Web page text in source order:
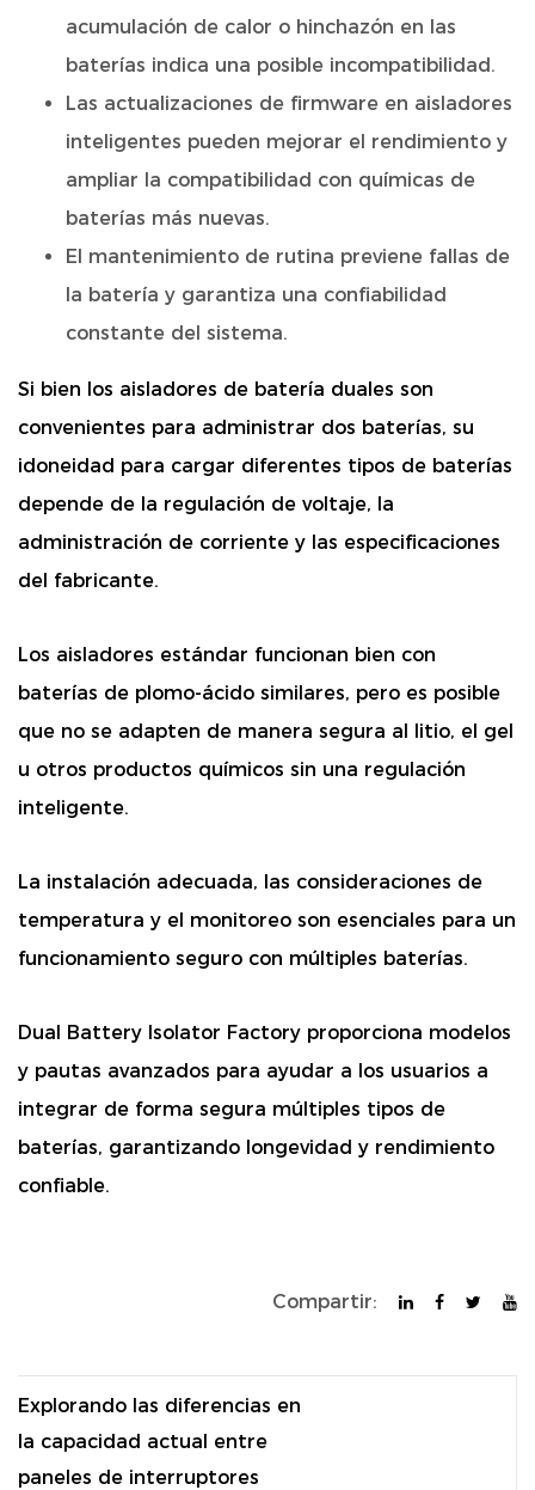
acumulación de calor o hinchazón en las
baterías indica una posible incompatibilidad.
Las actualizaciones de firmware en aisladores
inteligentes pueden mejorar el rendimiento y
ampliar la compatibilidad con químicas de
baterías más nuevas.
El mantenimiento de rutina previene fallas de
la batería y garantiza una confiabilidad
constante del sistema.
Si bien los aisladores de batería duales son
convenientes para administrar dos baterías, su
idoneidad para cargar diferentes tipos de baterías
depende de la regulación de voltaje, la
administración de corriente y las especificaciones
del fabricante.
Los aisladores estándar funcionan bien con
baterías de plomo-ácido similares, pero es posible
que no se adapten de manera segura al litio, el gel
u otros productos químicos sin una regulación
inteligente.
La instalación adecuada, las consideraciones de
temperatura y el monitoreo son esenciales para un
funcionamiento seguro con múltiples baterías.
Dual Battery Isolator Factory proporciona modelos
y pautas avanzados para ayudar a los usuarios a
integrar de forma segura múltiples tipos de
baterías, garantizando longevidad y rendimiento
confiable.
Compartir:
Explorando las diferencias en
la capacidad actual entre
paneles de interruptores